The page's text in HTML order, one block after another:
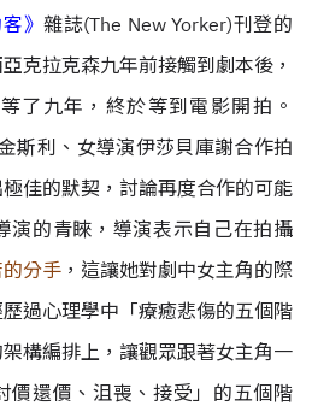
客》雜誌(The New Yorker)刊登的
克拉克森九年前接觸到劇本後，
了九年，終於等到電影開拍。
斯利、女導演伊莎貝庫謝合作拍
佳的默契，討論再度合作的可能
演的青睞，導演表示自己在拍攝
分手 ，這讓她對劇中女主角的際
過心理學中「療癒悲傷的五個階
構編排上，讓觀眾跟著女主角一
價還價、沮喪、接受」的五個階